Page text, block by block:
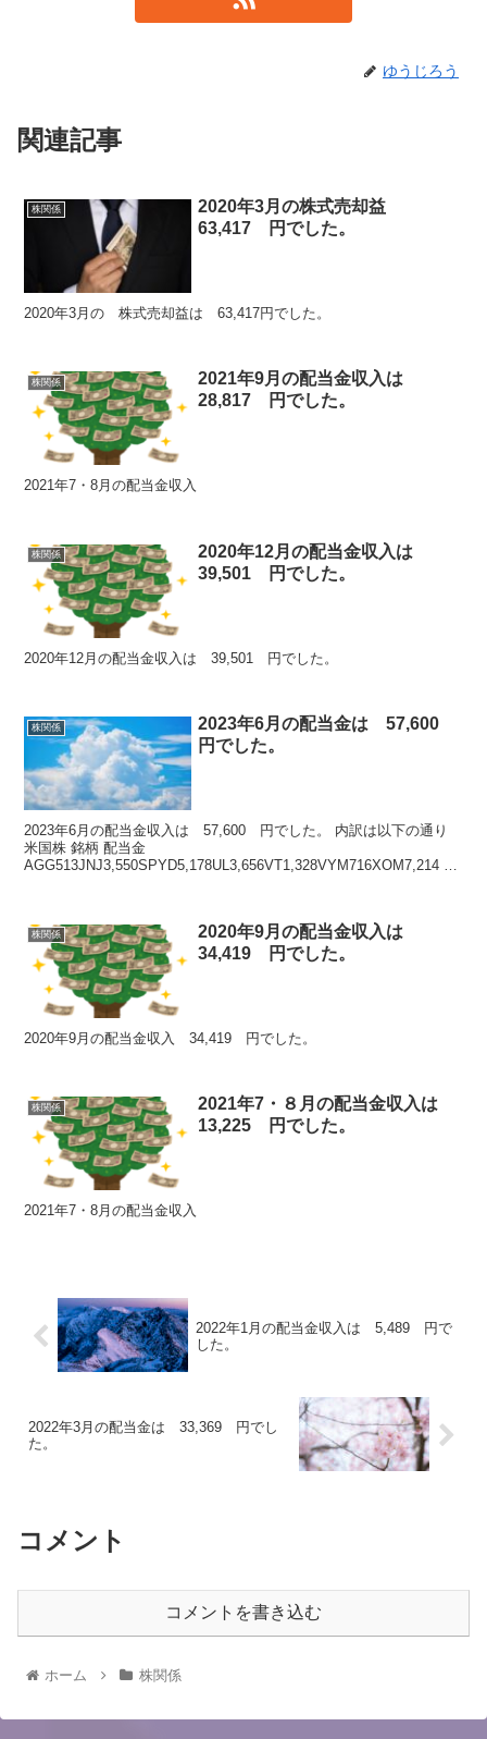
ゆうじろう
関連記事
株関係
2020年3月の株式売却益
63,417 円でした。
2020年3月の 株式売却益は 63,417円でした。
株関係
2021年9月の配当金収入は
28,817 円でした。
2021年7・8月の配当金収入
株関係
2020年12月の配当金収入は
39,501 円でした。
2020年12月の配当金収入は 39,501 円でした。
株関係
2023年6月の配当金は 57,600
円でした。
2023年6月の配当金収入は 57,600 円でした。 内訳は以下の通り
米国株 銘柄 配当金
AGG513JNJ3,550SPYD5,178UL3,656VT1,328VYM716XOM7,214 米
株関係
2020年9月の配当金収入は
34,419 円でした。
2020年9月の配当金収入 34,419 円でした。
株関係
2021年7・８月の配当金収入は
13,225 円でした。
2021年7・8月の配当金収入
2022年1月の配当金収入は 5,489 円で
した。
2022年3月の配当金は 33,369 円でし
た。
コメント
コメントを書き込む
ホーム 株関係